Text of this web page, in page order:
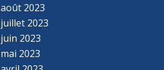
août 2023
juillet 2023
juin 2023
mai 2023